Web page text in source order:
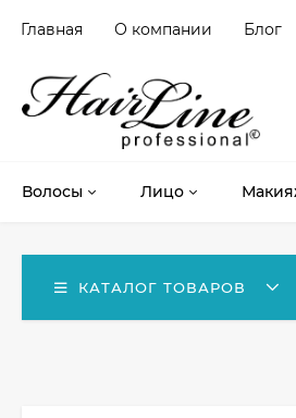
Главная О компании Блог
Волосы Лицо
КАТАЛОГ ТОВАРОВ